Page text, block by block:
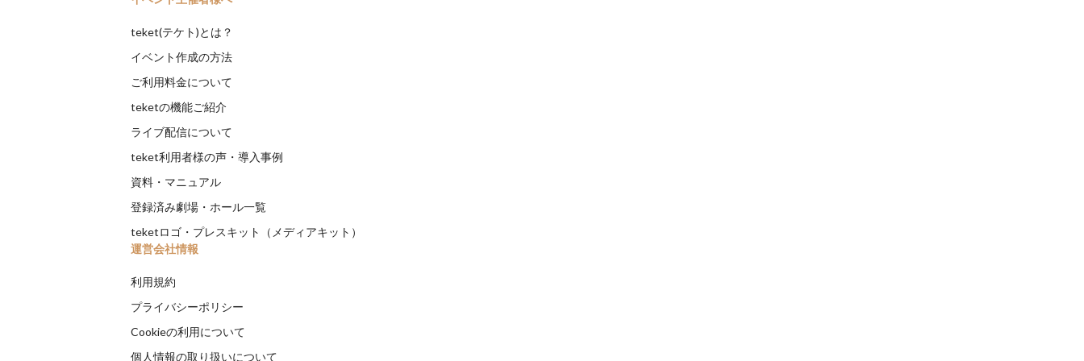
teket(テケト)とは？
イベント作成の方法
ご利用料金について
teketの機能ご紹介
ライブ配信について
teket利用者様の声・導入事例
資料・マニュアル
登録済み劇場・ホール一覧
teketロゴ・プレスキット（メディアキット）
運営会社情報
利用規約
プライバシーポリシー
Cookieの利用について
個人情報の取り扱いについて